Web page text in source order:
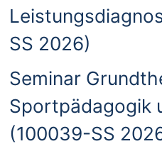
SS 2026)
Seminar
Sportpädagogik
(100039-SS